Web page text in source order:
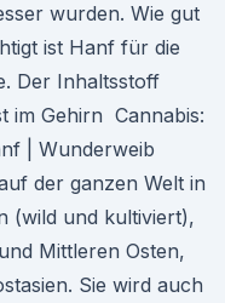
wurden. Wie gut
ist Hanf für die
Der Inhaltsstoff
im Gehirn Cannabis:
| Wunderweib
der ganzen Welt in
(wild und kultiviert),
Mittleren Osten,
Sie wird auch